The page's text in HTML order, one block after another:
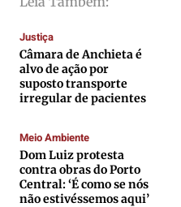
Cultura
Colunas
Caetano Roque
Gustavo Bastos
Jr Mignone (in memorian)
Wanda Sily
Publicidade Legal
Cultura
Colunas
Caetano Roque
Gustavo Bastos
Jr Mignone (in memorian)
Wanda Sily
Publicidade Legal
Cultura
Colunas
Caetano Roque
Gustavo Bastos
Jr Mignone (in memorian)
Wanda Sily
Publicidade Legal
Cultura
Colunas
Caetano Roque
Gustavo Bastos
Jr Mignone (in memorian)
Wanda Sily
Publicidade Legal
Justiça
Câmara de Anchieta é
alvo de ação por
suposto transporte
irregular de pacientes
Meio Ambiente
Dom Luiz protesta
contra obras do Porto
Central: ‘É como se nós
não estivéssemos aqui’